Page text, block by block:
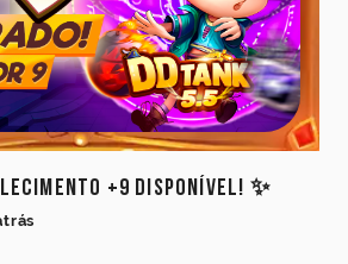
+9 Disponível! ✨